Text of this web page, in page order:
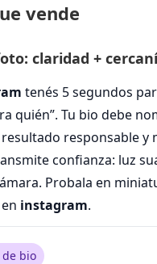
vende
claridad +
tenés 5 segundos
quién”. Tu bio debe
responsable y
confianza: luz
Probala en
instagram.
bio